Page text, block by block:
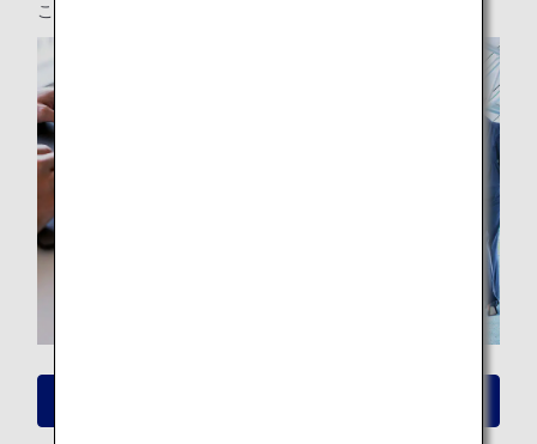
この刷新による各種取り扱いの変更点をご案内します。